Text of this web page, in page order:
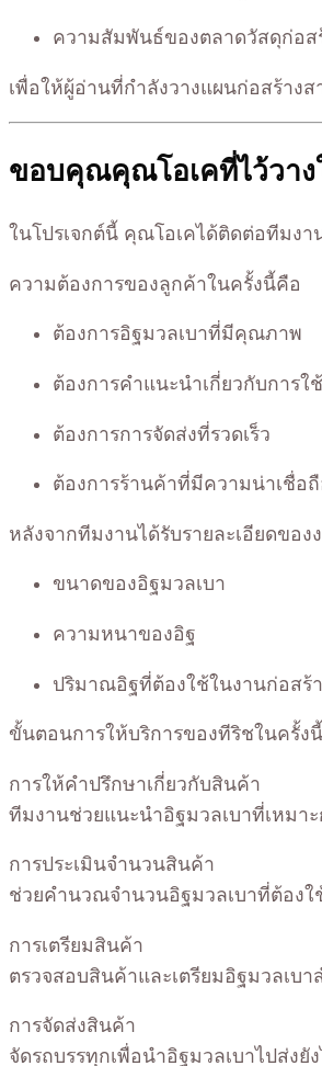
ความสัมพันธ์ของตลาดวัสดุก่อ
เพื่อให้ผู้อ่านที่กำลังวางแผนก่อสร้าง
ขอบคุณคุณโอเคที่ไว้วาง
ในโปรเจกต์นี้ คุณโอเคได้ติดต่อทีมงา
ความต้องการของลูกค้าในครั้งนี้คือ
ต้องการอิฐมวลเบาที่มีคุณภาพ
ต้องการคำแนะนำเกี่ยวกับการใ
ต้องการการจัดส่งที่รวดเร็ว
ต้องการร้านค้าที่มีความน่าเชื่อถื
หลังจากทีมงานได้รับรายละเอียดขอ
ขนาดของอิฐมวลเบา
ความหนาของอิฐ
ปริมาณอิฐที่ต้องใช้ในงานก่อสร้
ขั้นตอนการให้บริการของทีริชในครั้ง
การให้คำปรึกษาเกี่ยวกับสินค้า
ทีมงานช่วยแนะนำอิฐมวลเบาที่เหมา
การประเมินจำนวนสินค้า
ช่วยคำนวณจำนวนอิฐมวลเบาที่ต้องใ
การเตรียมสินค้า
ตรวจสอบสินค้าและเตรียมอิฐมวลเบา
การจัดส่งสินค้า
จัดรถบรรทุกเพื่อนำอิฐมวลเบาไปส่ง